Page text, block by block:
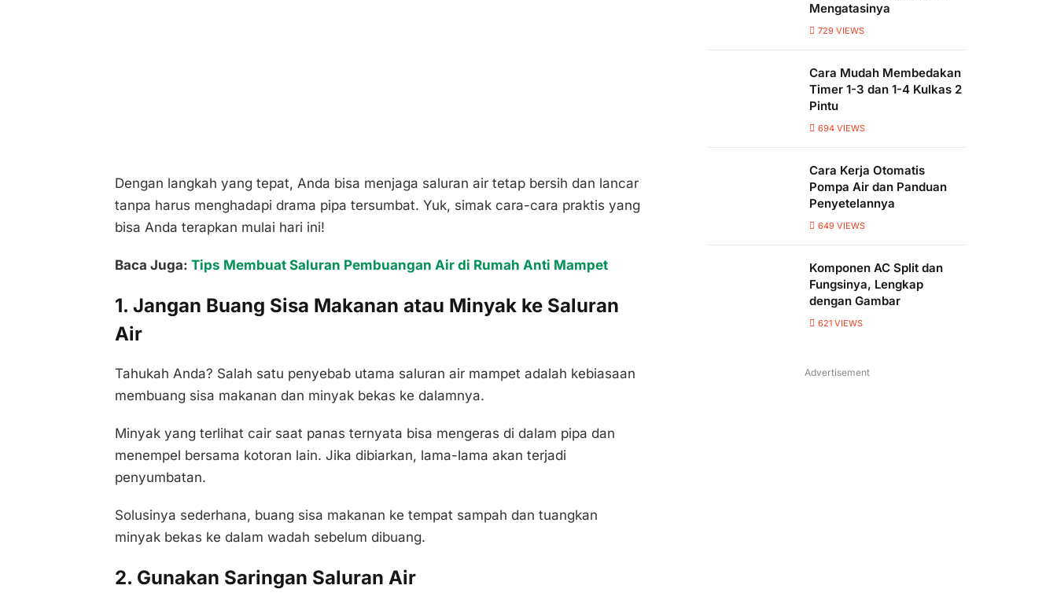
Dengan langkah yang tepat, Anda bisa menjaga saluran air tetap bersih dan lancar
tanpa harus menghadapi drama pipa tersumbat. Yuk, simak cara-cara praktis yang
bisa Anda terapkan mulai hari ini!
Baca Juga: Tips Membuat Saluran Pembuangan Air di Rumah Anti Mampet
1. Jangan Buang Sisa Makanan atau Minyak ke Saluran
Air
Tahukah Anda? Salah satu penyebab utama saluran air mampet adalah kebiasaan
membuang sisa makanan dan minyak bekas ke dalamnya.
Minyak yang terlihat cair saat panas ternyata bisa mengeras di dalam pipa dan
menempel bersama kotoran lain. Jika dibiarkan, lama-lama akan terjadi
penyumbatan.
Solusinya sederhana, buang sisa makanan ke tempat sampah dan tuangkan
minyak bekas ke dalam wadah sebelum dibuang.
2. Gunakan Saringan Saluran Air
Mengatasinya
729 VIEWS
Cara Mudah Membedakan
Timer 1-3 dan 1-4 Kulkas 2
Pintu
694 VIEWS
Cara Kerja Otomatis
Pompa Air dan Panduan
Penyetelannya
649 VIEWS
Komponen AC Split dan
Fungsinya, Lengkap
dengan Gambar
621 VIEWS
Advertisement